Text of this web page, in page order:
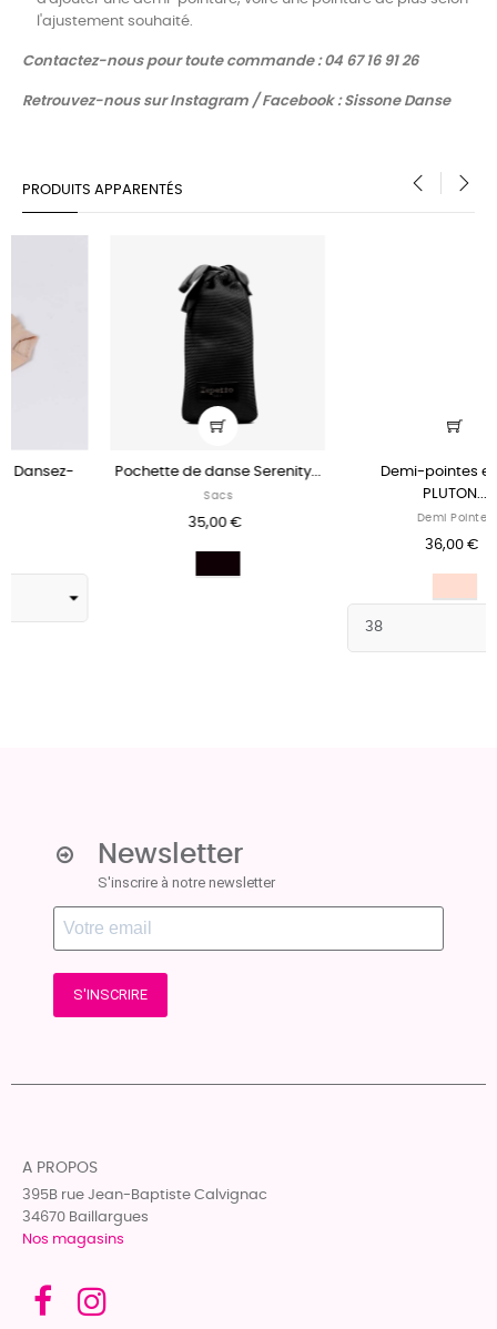
l'ajustement souhaité.
Contactez-nous pour toute commande : 04 67 16 91 26
Retrouvez-nous sur Instagram / Facebook : Sissone Danse
PRODUITS APPARENTÉS
Demi-pointes en cuir
PLUTON...
Demi Pointes
Saumon
Demi-pointes
Demi-Pointes
28,00 €
Newsletter
S'inscrire à notre newsletter
S'INSCRIRE
A PROPOS
395B rue Jean-Baptiste Calvignac
34670 Baillargues
Nos magasins